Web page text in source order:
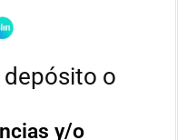
depósito o
y/o